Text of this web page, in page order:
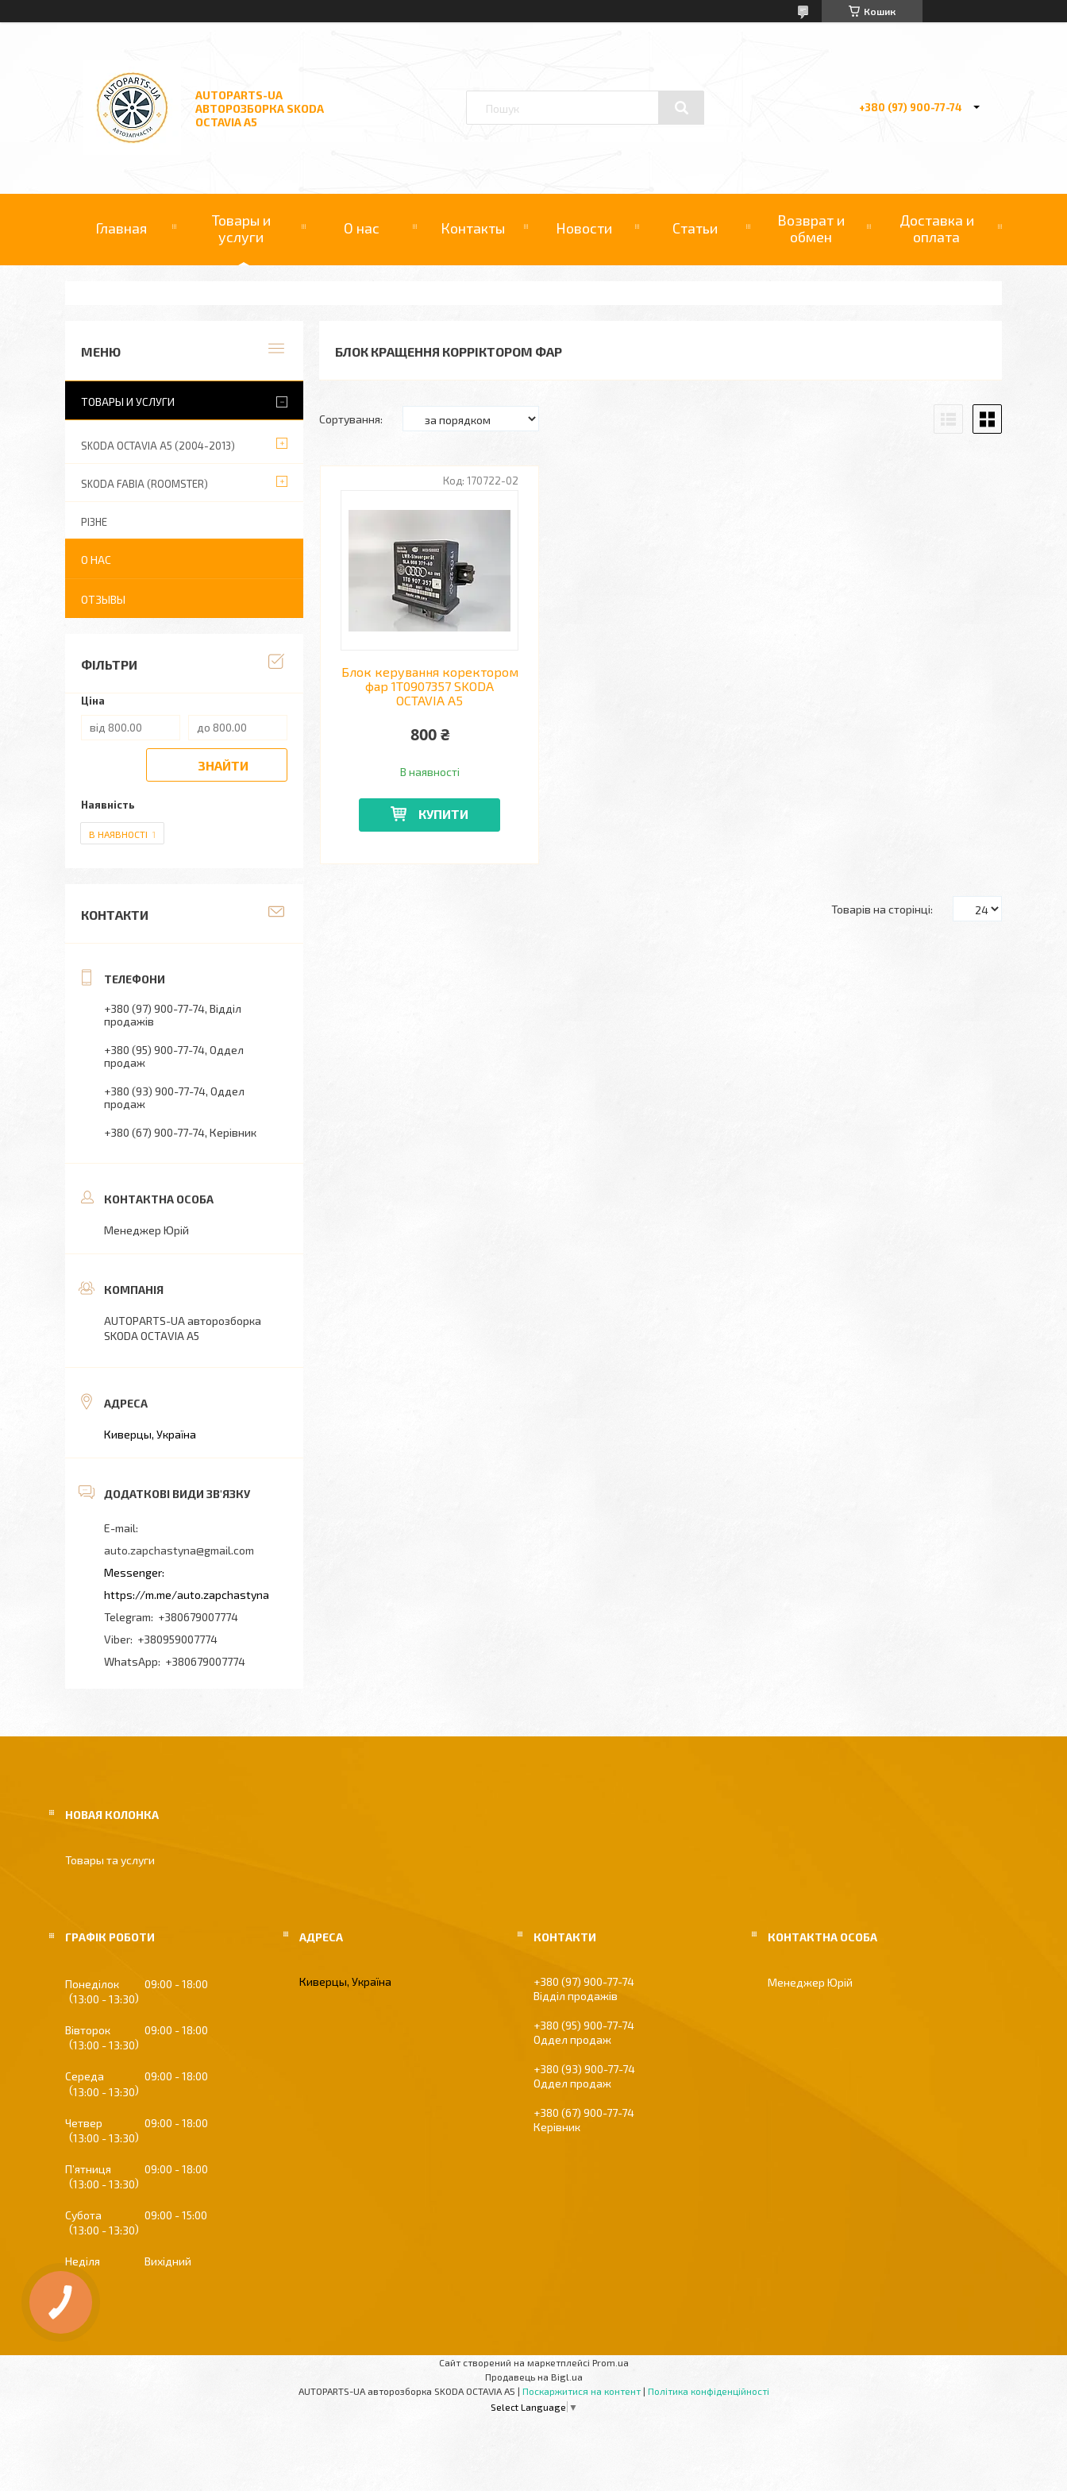
Кошик
AUTOPARTS-UA
АВТОРОЗБОРКА SKODA
OCTAVIA A5
+380 (97) 900-77-74
Главная
Товары и
услуги
О нас Контакты Новости Статьи
Возврат и
обмен
Доставка и
оплата
БЛОК КРАЩЕННЯ КОРРІКТОРОМ ФАР
170722-02
Блок керування коректором
фар 1T0907357 SKODA
OCTAVIA A5
800 ₴
В наявності
КУПИТИ
ТОВАРЫ И УСЛУГИ
SKODA OCTAVIA A5 (2004-2013)
SKODA FABIA (ROOMSTER)
РІЗНЕ
О НАС
ОТЗЫВЫ
ФІЛЬТРИ
Ціна
ЗНАЙТИ
Наявність
В НАЯВНОСТІ 1
КОНТАКТИ
+380 (97) 900-77-74 Відділ
продажів
+380 (95) 900-77-74 Оддел
продаж
+380 (93) 900-77-74 Оддел
продаж
+380 (67) 900-77-74 Керівник
Менеджер Юрій
AUTOPARTS-UA авторозборка
SKODA OCTAVIA A5
Киверцы, Україна
auto.zapchastyna@gmail.com
https://m.me/auto.zapchastyna
+380679007774
+380959007774
+380679007774
НОВАЯ КОЛОНКА
Товары та услуги
ГРАФІК РОБОТИ
Понеділок 09:00
18:00
13:00
13:30
Вівторок 09:00
18:00
13:00
13:30
Середа 09:00
18:00
13:00
13:30
Четвер 09:00
18:00
13:00
13:30
Пʼятниця 09:00
18:00
13:00
13:30
Субота 09:00
15:00
13:00
13:30
Неділя Вихідний
Киверцы, Україна
+380 (97) 900-77-74
Відділ продажів
+380 (95) 900-77-74
Оддел продаж
+380 (93) 900-77-74
Оддел продаж
+380 (67) 900-77-74
Керівник
Менеджер Юрій
Сайт створений на маркетплейсі Prom.ua
Продавець на Bigl.ua
AUTOPARTS-UA авторозборка SKODA OCTAVIA A5 | Поскаржитися на контент | Політика конфіденційності
Select Language ▼